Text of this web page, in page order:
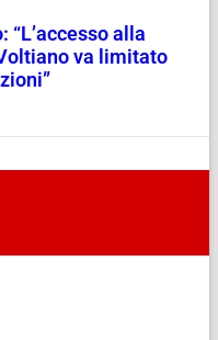
“L’accesso alla
va limitato